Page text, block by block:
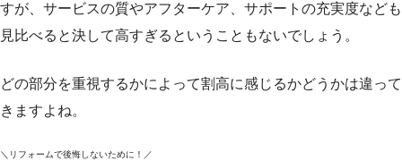
すが、サービスの質やアフターケア、サポートの充実度なども
見比べると決して高すぎるということもないでしょう。
どの部分を重視するかによって割高に感じるかどうかは違って
きますよね。
＼リフォームで後悔しないために！／